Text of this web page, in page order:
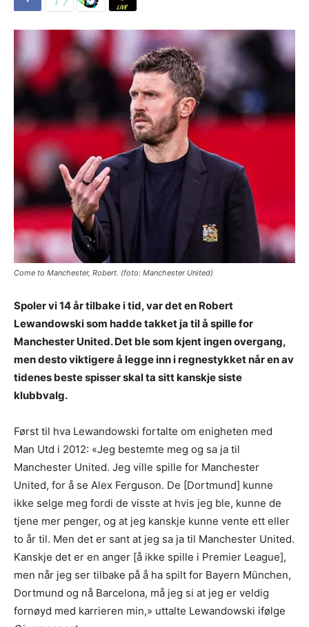
Come to Manchester, Robert. (foto: Manchester United)
Spoler vi 14 år tilbake i tid, var det en Robert
Lewandowski som hadde takket ja til å spille for
Manchester United. Det ble som kjent ingen overgang,
men desto viktigere å legge inn i regnestykket når en av
tidenes beste spisser skal ta sitt kanskje siste
klubbvalg.
Først til hva Lewandowski fortalte om enigheten med
Man Utd i 2012: «Jeg bestemte meg og sa ja til
Manchester United. Jeg ville spille for Manchester
United, for å se Alex Ferguson. De [Dortmund] kunne
ikke selge meg fordi de visste at hvis jeg ble, kunne de
tjene mer penger, og at jeg kanskje kunne vente ett eller
to år til. Men det er sant at jeg sa ja til Manchester United.
Kanskje det er en anger [å ikke spille i Premier League],
men når jeg ser tilbake på å ha spilt for Bayern München,
Dortmund og nå Barcelona, ​​må jeg si at jeg er veldig
fornøyd med karrieren min,» uttalte Lewandowski ifølge